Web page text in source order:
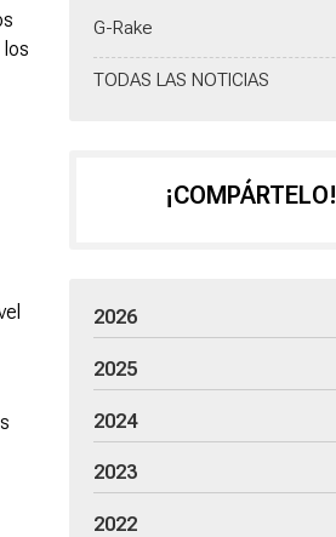
TODAS LAS NOTICIAS
G-Rake
los
¡COMPÁRTELO!
2026
2025
2024
2023
2022